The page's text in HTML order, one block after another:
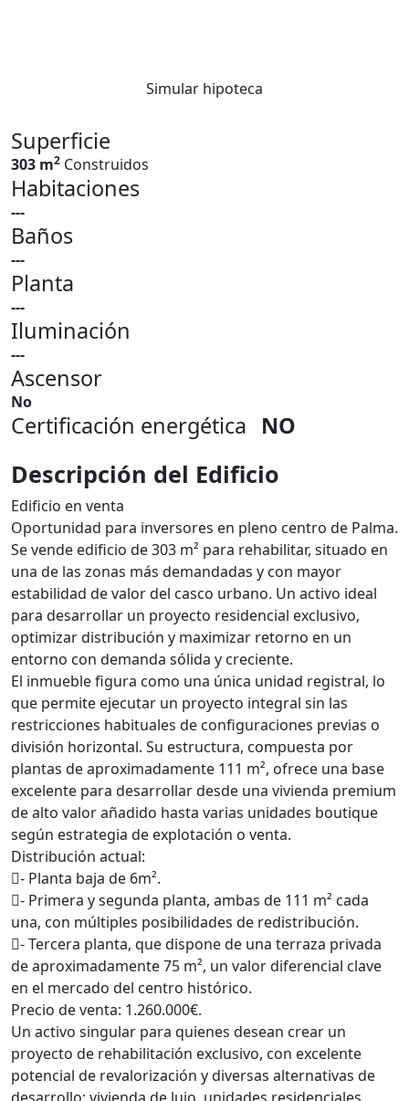
Simular hipoteca
Superficie
303 m2 Construidos
Habitaciones
---
Baños
---
Planta
---
Iluminación
---
Ascensor
No
Certificación energética NO
Descripción del Edificio
Edificio en venta
Oportunidad para inversores en pleno centro de Palma.
Se vende edificio de 303 m² para rehabilitar, situado en
una de las zonas más demandadas y con mayor
estabilidad de valor del casco urbano. Un activo ideal
para desarrollar un proyecto residencial exclusivo,
optimizar distribución y maximizar retorno en un
entorno con demanda sólida y creciente.
El inmueble figura como una única unidad registral, lo
que permite ejecutar un proyecto integral sin las
restricciones habituales de configuraciones previas o
división horizontal. Su estructura, compuesta por
plantas de aproximadamente 111 m², ofrece una base
excelente para desarrollar desde una vivienda premium
de alto valor añadido hasta varias unidades boutique
según estrategia de explotación o venta.
Distribución actual:
- Planta baja de 6m².
- Primera y segunda planta, ambas de 111 m² cada
una, con múltiples posibilidades de redistribución.
- Tercera planta, que dispone de una terraza privada
de aproximadamente 75 m², un valor diferencial clave
en el mercado del centro histórico.
Precio de venta: 1.260.000€.
Un activo singular para quienes desean crear un
proyecto de rehabilitación exclusivo, con excelente
potencial de revalorización y diversas alternativas de